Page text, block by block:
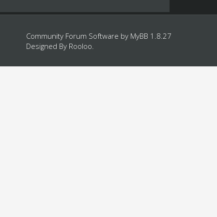
Community Forum Software by MyBB 1.8.27
Designed By Rooloo.